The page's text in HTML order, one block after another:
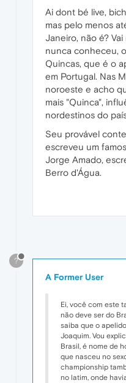
Ai dont bé live,
mas pelo menos
Janeiro, não é?
nunca conheceu,
Quincas, que é o
em Portugal. Nas
noroeste e acho
mais "Quinca",
nordestinos do
Seu provável
escreveu um
Jorge Amado,
Berro d'Água.
?
A Former User
Ei, você com este
não deve ser do
saiba que o
Joaquim. Vou
Brasil, é nome de
que nasceu no
championship
no latim, onde